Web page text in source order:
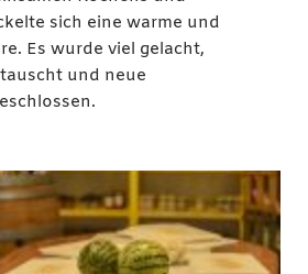
sich eine warme und
Es wurde viel gelacht,
und neue